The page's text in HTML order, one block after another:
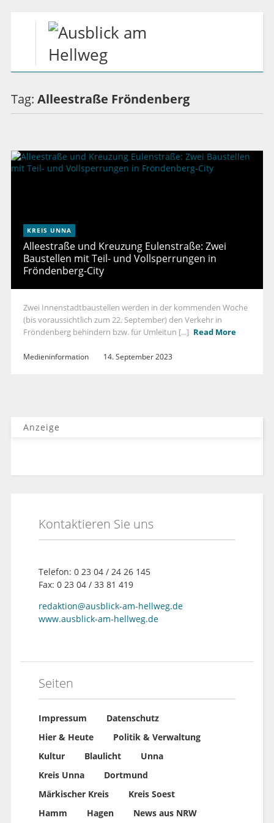
Tag: Alleestraße Fröndenberg
KREIS UNNA
Alleestraße und Kreuzung Eulenstraße: Zwei
Baustellen mit Teil- und Vollsperrungen in
Fröndenberg-City
Zwei Innenstadtbaustellen werden in der kommenden Woche
(bis voraussichtlich zum 22. September) den Verkehr in
Fröndenberg behindern bzw. für Umleitun [...] Read More
Medieninformation 14. September 2023
Anzeige
Kontaktieren Sie uns
Telefon: 0 23 04 / 24 26 145
Fax: 0 23 04 / 33 81 419
redaktion@ausblick-am-hellweg.de
www.ausblick-am-hellweg.de
Seiten
Impressum
Datenschutz
Hier & Heute
Politik & Verwaltung
Kultur
Blaulicht
Unna
Kreis Unna
Dortmund
Märkischer Kreis
Kreis Soest
Hamm
Hagen News aus NRW